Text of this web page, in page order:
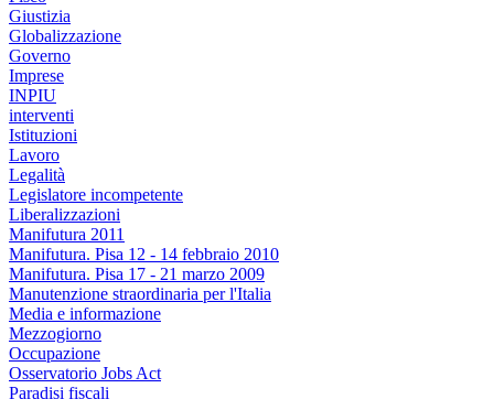
Giustizia
Globalizzazione
Governo
Imprese
INPIU
interventi
Istituzioni
Lavoro
Legalità
Legislatore incompetente
Liberalizzazioni
Manifutura 2011
Manifutura. Pisa 12 - 14 febbraio 2010
Manifutura. Pisa 17 - 21 marzo 2009
Manutenzione straordinaria per l'Italia
Media e informazione
Mezzogiorno
Occupazione
Osservatorio Jobs Act
Paradisi fiscali